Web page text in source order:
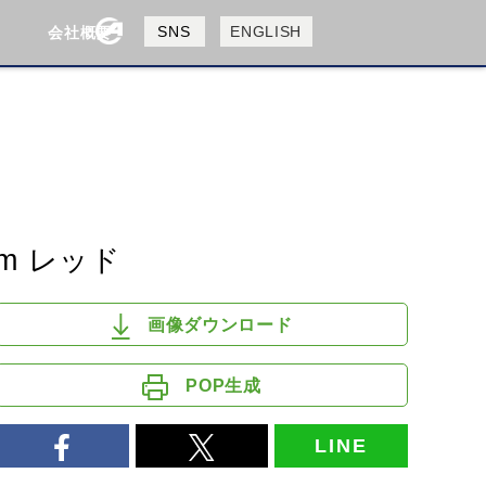
会社概要
会社概要
採用情報
SNS ENGLISH
レッド
画像ダウンロード
POP生成
LINE